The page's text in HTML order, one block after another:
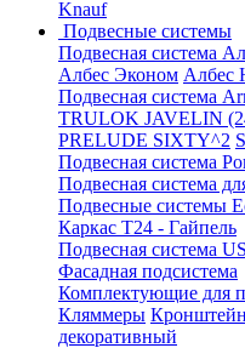
Knauf
Подвесные системы
Подвесная система
Албес Эконом Албес
Подвесная система
TRULOK JAVELIN
PRELUDE SIXTY^2
Подвесная система
Подвесная система
Подвесные системы
Каркас Т24 - Гайпель
Подвесная система
Фасадная подсистема
Комплектующие для
Кляммеры
декоративный